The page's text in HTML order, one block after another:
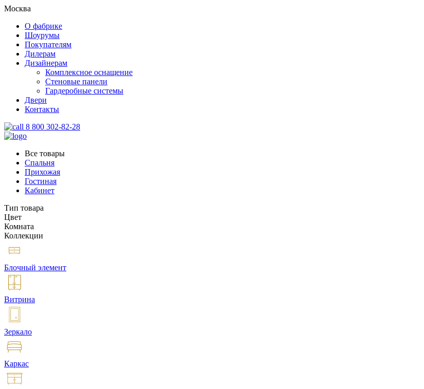
Москва
О фабрике
Шоурумы
Покупателям
Дилерам
Дизайнерам
Комплексное оснащение
Стеновые панели
Гардеробные системы
Двери
Контакты
8 800 302-82-28
Все товары
Спальня
Прихожая
Гостиная
Кабинет
Тип товара
Цвет
Комната
Коллекции
Блочный элемент
Витрина
Зеркало
Каркас